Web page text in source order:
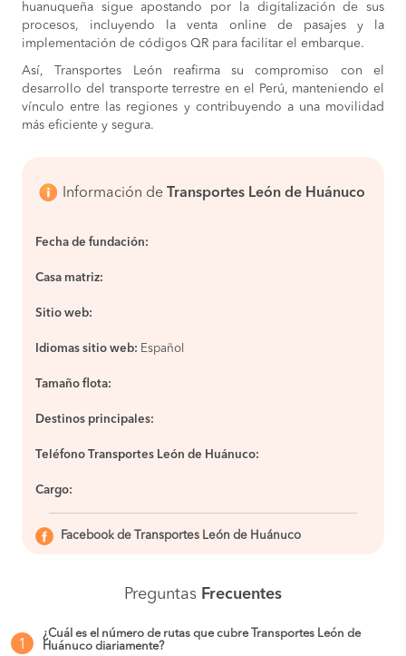
huanuqueña sigue apostando por la digitalización de sus
procesos, incluyendo la venta online de pasajes y la
implementación de códigos QR para facilitar el embarque.
Así, Transportes León reafirma su compromiso con el
desarrollo del transporte terrestre en el Perú, manteniendo el
vínculo entre las regiones y contribuyendo a una movilidad
más eficiente y segura.
Información de Transportes León de Huánuco
Fecha de fundación:
Casa matriz:
Sitio web:
Idiomas sitio web: Español
Tamaño flota:
Destinos principales:
Teléfono Transportes León de Huánuco:
Cargo:
Facebook de Transportes León de Huánuco
Preguntas Frecuentes
1
¿Cuál es el número de rutas que cubre Transportes León de
Huánuco diariamente?